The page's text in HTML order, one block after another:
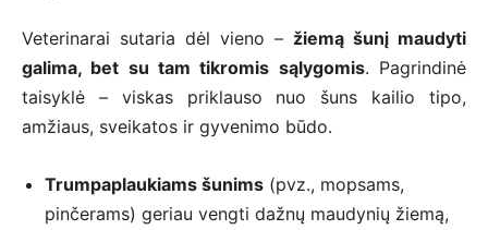
Veterinarai sutaria dėl vieno – žiemą šunį maudyti
galima, bet su tam tikromis sąlygomis. Pagrindinė
taisyklė – viskas priklauso nuo šuns kailio tipo,
amžiaus, sveikatos ir gyvenimo būdo.
Trumpaplaukiams šunims (pvz., mopsams,
pinčerams) geriau vengti dažnų maudynių žiemą,